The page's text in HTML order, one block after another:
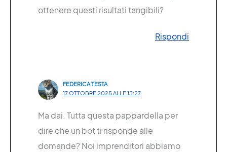
ottenere questi risultati tangibili?
Rispondi
FEDERICA TESTA
17 OTTOBRE 2025 ALLE 13:27
Ma dai. Tutta questa pappardella per
dire che un bot ti risponde alle
domande? Noi imprenditori abbiamo